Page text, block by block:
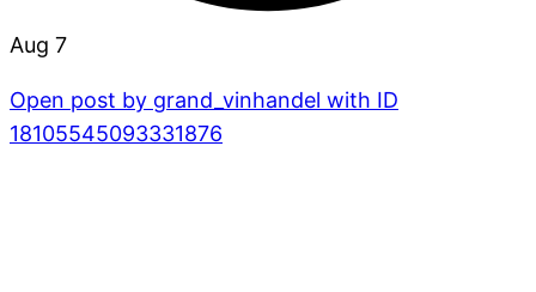
Aug 7
Open post by grand_vinhandel with ID
18105545093331876